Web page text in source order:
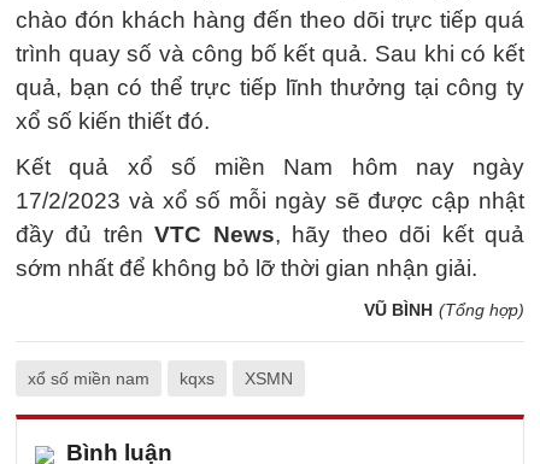
chào đón khách hàng đến theo dõi trực tiếp quá
trình quay số và công bố kết quả. Sau khi có kết
quả, bạn có thể trực tiếp lĩnh thưởng tại công ty
xổ số kiến thiết đó.
Kết quả xổ số miền Nam hôm nay ngày
17/2/2023 và xổ số mỗi ngày sẽ được cập nhật
đầy đủ trênVTC News, hãy theo dõi kết quả
sớm nhất để không bỏ lỡ thời gian nhận giải.
VŨ BÌNH (Tổng hợp)
xổ số miền nam kqxs XSMN
Bình luận